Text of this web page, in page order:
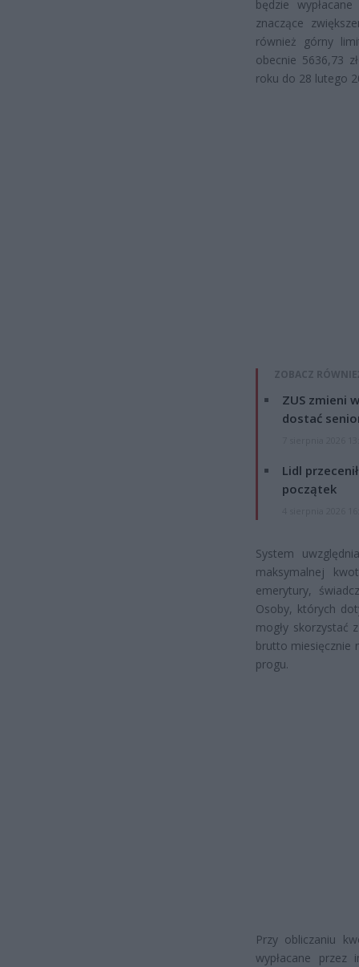
będzie
znaczące
również górny
obecnie 5636,73
roku do 28 lutego
ZOBACZ
ZUS zmieni
dostać
Lidl
początek
System
maksymalnej
emerytury,
Osoby, których
mogły skorzystać
brutto miesięcznie
progu.
Przy obliczaniu
wypłacane przez